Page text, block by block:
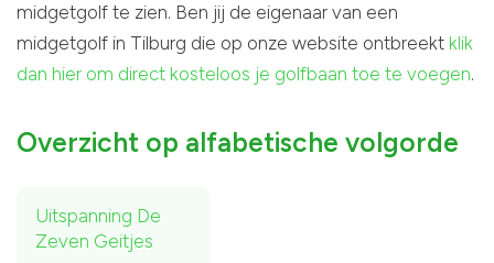
midgetgolf te zien. Ben jij de eigenaar van een
midgetgolf in Tilburg die op onze website ontbreekt klik
dan hier om direct kosteloos je golfbaan toe te voegen.
Overzicht op alfabetische volgorde
Uitspanning De
Zeven Geitjes